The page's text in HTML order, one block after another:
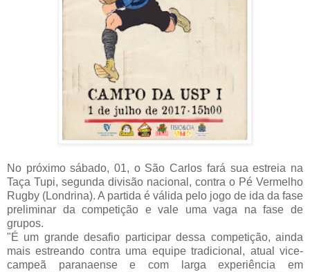
No próximo sábado, 01, o São Carlos fará sua estreia na
Taça Tupi, segunda divisão nacional, contra o Pé Vermelho
Rugby (Londrina). A partida é válida pelo jogo de ida da fase
preliminar da competição e vale uma vaga na fase de
grupos.
"É um grande desafio participar dessa competição, ainda
mais estreando contra uma equipe tradicional, atual vice-
campeã paranaense e com larga experiência em